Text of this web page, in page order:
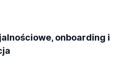
onboarding i